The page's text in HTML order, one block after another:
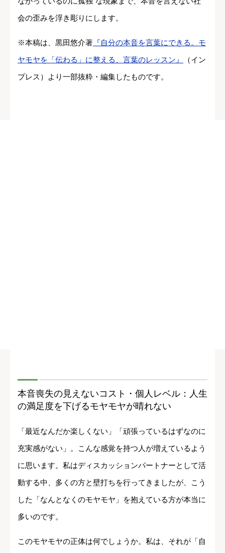
会の歪みを浮き彫りにします。
※本稿は、黒田悠介著 『自分の本音を言葉にできる。モ
ヤモヤを「伝わる」に整える、言葉のレッスン』
（イン
プレス）より一部抜粋・編集したものです。
本音喪失の見えないコスト・個人レベル：人生
の満足度を下げるモヤモヤが晴れない
「最近なんだか楽しくない」「頑張っているはずなのに
充実感がない」。こんな感覚を持つ人が増えているよう
に思います。私はディスカッションパートナーとして活
動する中、多くの方と壁打ちを行ってきましたが、こう
した「なんとなくのモヤモヤ」を抱えている方が本当に
多いのです。
このモヤモヤの正体は何でしょうか。私は、それが「自